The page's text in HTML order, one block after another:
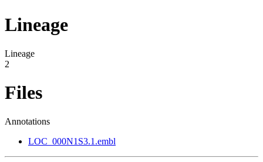
Lineage
Lineage
2
Files
Annotations
LOC_000N1S3.1.embl